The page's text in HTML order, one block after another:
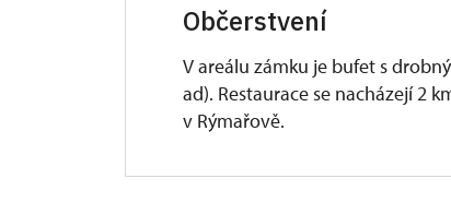
Občerstvení
V areálu zámku je bufet s
ad). Restaurace se nacházejí 2
v Rýmařově.